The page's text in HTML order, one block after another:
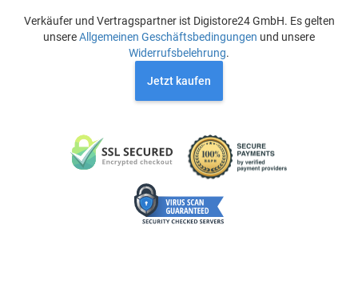
Verkäufer und Vertragspartner ist Digistore24 GmbH. Es gelten
unsereAllgemeinen Geschäftsbedingungen und unsere
Widerrufsbelehrung.
Jetzt kaufen